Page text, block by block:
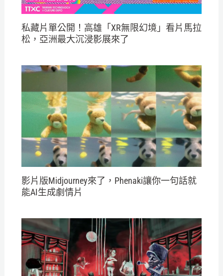
私藏片單公開！高雄「XR無限幻境」看片馬拉
松，亞洲最大沉浸影展來了
影片版Midjourney來了，Phenaki讓你一句話就
能AI生成劇情片